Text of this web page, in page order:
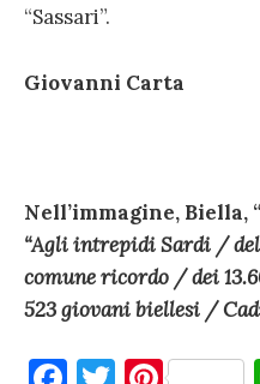
“Sassari”.
Giovanni Carta
Nell’immagine, Biella,
“Agli intrepidi Sardi /
comune ricordo / dei
523 giovani biellesi /